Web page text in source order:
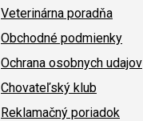
Veterinárna poradňa
Obchodné podmienky
Ochrana osobnych udajov
Chovateľský klub
Reklamačný poriadok